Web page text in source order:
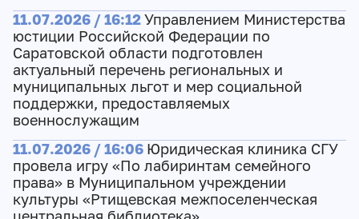
11.07.2026 / 16:12Управлением Министерства
юстиции Российской Федерации по
Саратовской области подготовлен
актуальный перечень региональных и
муниципальных льгот и мер социальной
поддержки, предоставляемых
военнослужащим
11.07.2026 / 16:06 Юридическая клиника СГУ
провела игру «По лабиринтам семейного
права» в Муниципальном учреждении
культуры «Ртищевская межпоселенческая